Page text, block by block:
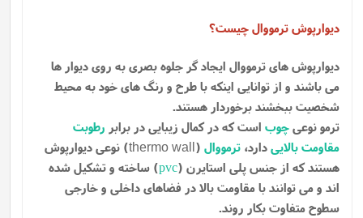
دیوارپوش ترمووال چیست؟
دیوارپوش های ترمووال ایجاد گر جلوه بصری به روی دیوار ها
می باشند و از توانایی اینکه با طرح و رنگ های خود به محیط
شخصیت ببخشند برخوردار هستند.
ترمو نوعیچوب است که در کمال زیبایی در برابر رطوبت
مقاومت بالاییدارد، ترمووال (
thermo wall) نوعی دیوارپوش
هستند که از جنس پلی استایرن (pvc) ساخته و تشکیل شده
اند و می توانند با مقاومت بالا در فضاهای داخلی و خارجی
سطوح متفاوت بکار روند.